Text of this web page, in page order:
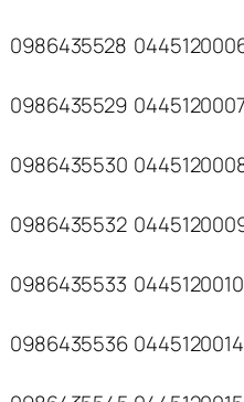
0986435528
0986435529
0986435530
0986435532
0986435533 0445120010
0986435536 0445120014